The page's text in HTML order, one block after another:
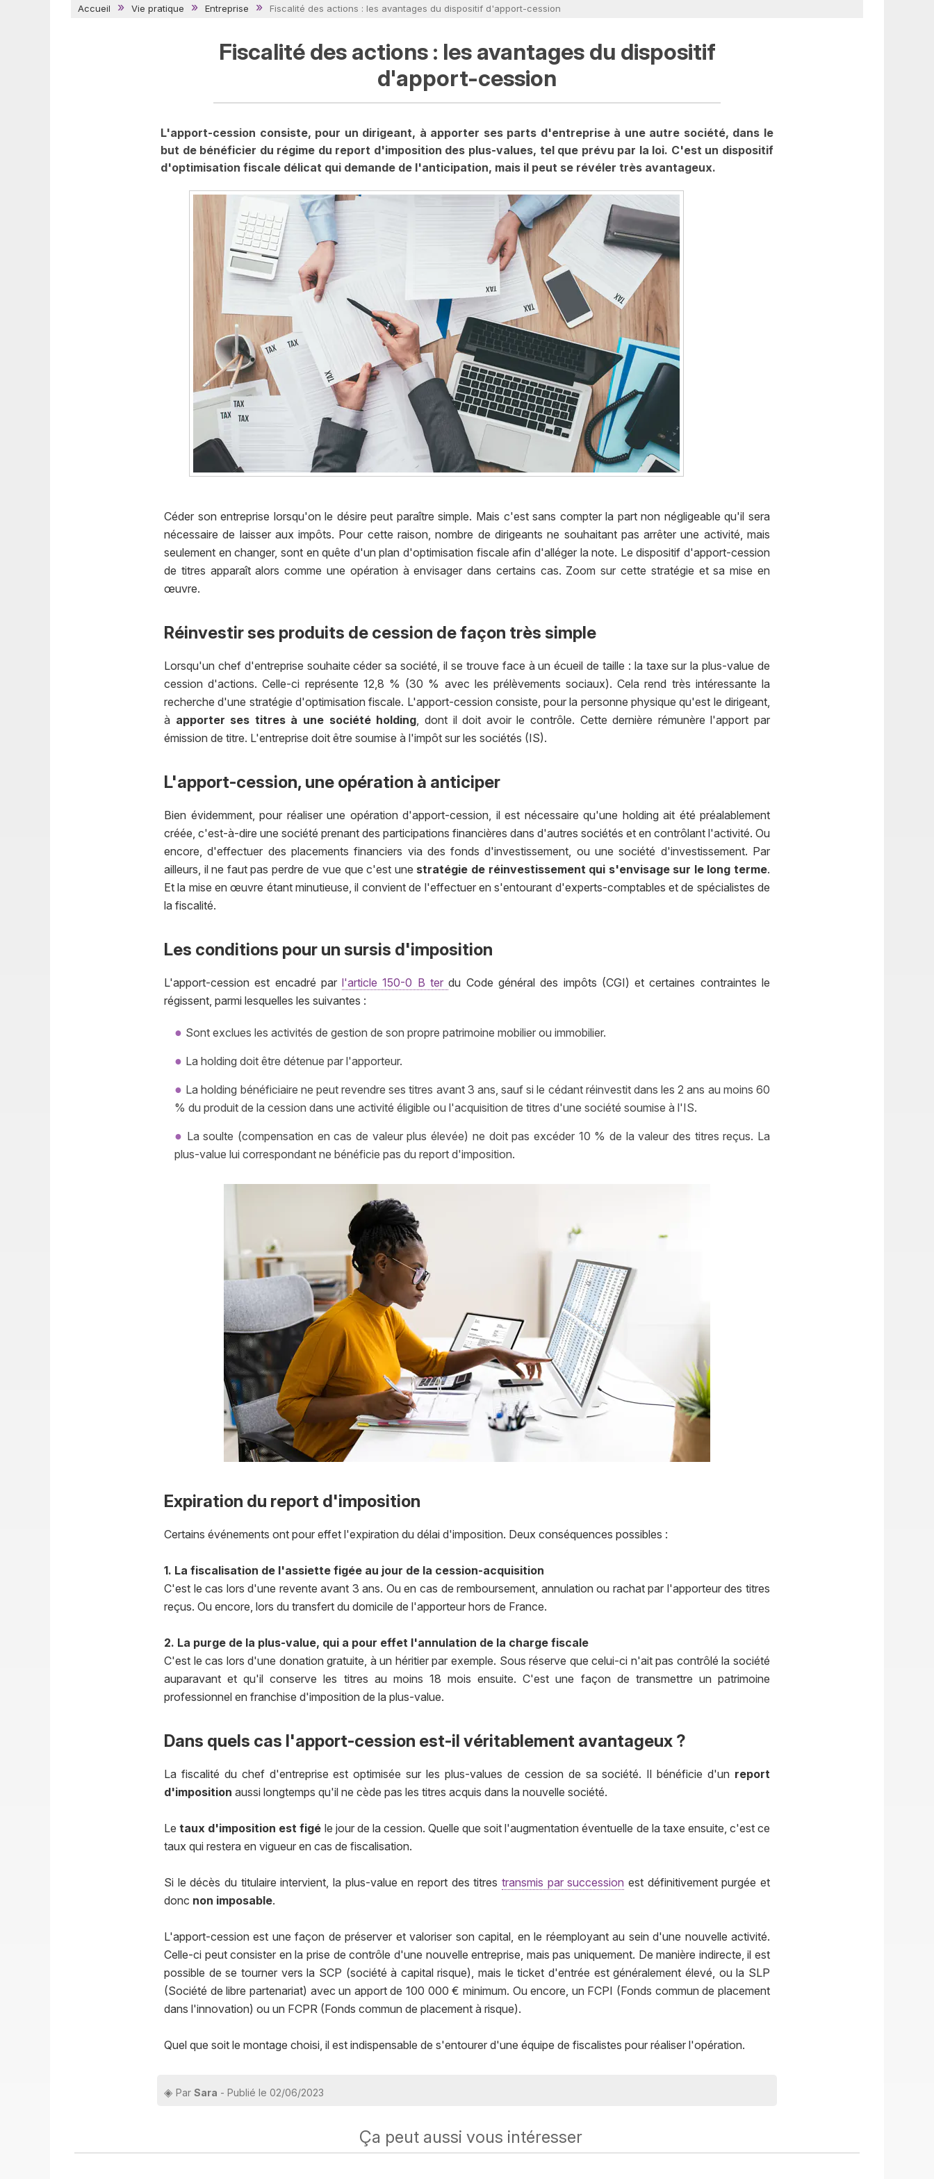
Accueil Vie pratique Entreprise Fiscalité des actions : les avantages du dispositif d'apport-cession
Fiscalité des actions : les avantages du dispositif
d'apport-cession
L'apport-cession consiste, pour un dirigeant, à apporter ses parts d'entreprise à une autre société, dans le
but de bénéficier du régime du report d'imposition des plus-values, tel que prévu par la loi. C'est un dispositif
d'optimisation fiscale délicat qui demande de l'anticipation, mais il peut se révéler très avantageux.
Céder son entreprise lorsqu'on le désire peut paraître simple. Mais c'est sans compter la part non négligeable qu'il sera
nécessaire de laisser aux impôts. Pour cette raison, nombre de dirigeants ne souhaitant pas arrêter une activité, mais
seulement en changer, sont en quête d'un plan d'optimisation fiscale afin d'alléger la note. Le dispositif d'apport-cession
de titres apparaît alors comme une opération à envisager dans certains cas. Zoom sur cette stratégie et sa mise en
œuvre.
Réinvestir ses produits de cession de façon très simple
Lorsqu'un chef d'entreprise souhaite céder sa société, il se trouve face à un écueil de taille : la taxe sur la plus-value de
cession d'actions. Celle-ci représente 12,8 % (30 % avec les prélèvements sociaux). Cela rend très intéressante la
recherche d'une stratégie d'optimisation fiscale. L'apport-cession consiste, pour la personne physique qu'est le dirigeant,
à apporter ses titres à une société holding, dont il doit avoir le contrôle. Cette dernière rémunère l'apport par
émission de titre. L'entreprise doit être soumise à l'impôt sur les sociétés (IS).
L'apport-cession, une opération à anticiper
Bien évidemment, pour réaliser une opération d'apport-cession, il est nécessaire qu'une holding ait été préalablement
créée, c'est-à-dire une société prenant des participations financières dans d'autres sociétés et en contrôlant l'activité. Ou
encore, d'effectuer des placements financiers via des fonds d'investissement, ou une société d'investissement. Par
ailleurs, il ne faut pas perdre de vue que c'est une stratégie de réinvestissement qui s'envisage sur le long terme.
Et la mise en œuvre étant minutieuse, il convient de l'effectuer en s'entourant d'experts-comptables et de spécialistes de
la fiscalité.
Les conditions pour un sursis d'imposition
L'apport-cession est encadré parl'article 150-0 B terdu Code général des impôts (CGI) et certaines contraintes le
régissent, parmi lesquelles les suivantes :
Sont exclues les activités de gestion de son propre patrimoine mobilier ou immobilier.
La holding doit être détenue par l'apporteur.
La holding bénéficiaire ne peut revendre ses titres avant 3 ans, sauf si le cédant réinvestit dans les 2 ans au moins 60
% du produit de la cession dans une activité éligible ou l'acquisition de titres d'une société soumise à l'IS.
La soulte (compensation en cas de valeur plus élevée) ne doit pas excéder 10 % de la valeur des titres reçus. La
plus-value lui correspondant ne bénéficie pas du report d'imposition.
Expiration du report d'imposition
Certains événements ont pour effet l'expiration du délai d'imposition. Deux conséquences possibles :
1. La fiscalisation de l'assiette figée au jour de la cession-acquisition
C'est le cas lors d'une revente avant 3 ans. Ou en cas de remboursement, annulation ou rachat par l'apporteur des titres
reçus. Ou encore, lors du transfert du domicile de l'apporteur hors de France.
2. La purge de la plus-value, qui a pour effet l'annulation de la charge fiscale
C'est le cas lors d'une donation gratuite, à un héritier par exemple. Sous réserve que celui-ci n'ait pas contrôlé la société
auparavant et qu'il conserve les titres au moins 18 mois ensuite. C'est une façon de transmettre un patrimoine
professionnel en franchise d'imposition de la plus-value.
Dans quels cas l'apport-cession est-il véritablement avantageux ?
La fiscalité du chef d'entreprise est optimisée sur les plus-values de cession de sa société. Il bénéficie d'un report
d'imposition aussi longtemps qu'il ne cède pas les titres acquis dans la nouvelle société.
Letaux d'imposition est figé le jour de la cession. Quelle que soit l'augmentation éventuelle de la taxe ensuite, c'est ce
taux qui restera en vigueur en cas de fiscalisation.
Si le décès du titulaire intervient, la plus-value en report des titres transmis par succession est définitivement purgée et
donc non imposable.
L'apport-cession est une façon de préserver et valoriser son capital, en le réemployant au sein d'une nouvelle activité.
Celle-ci peut consister en la prise de contrôle d'une nouvelle entreprise, mais pas uniquement. De manière indirecte, il est
possible de se tourner vers la SCP (société à capital risque), mais le ticket d'entrée est généralement élevé, ou la SLP
(Société de libre partenariat) avec un apport de 100 000 € minimum. Ou encore, un FCPI (Fonds commun de placement
dans l'innovation) ou un FCPR (Fonds commun de placement à risque).
Quel que soit le montage choisi, il est indispensable de s'entourer d'une équipe de fiscalistes pour réaliser l'opération.
Par Sara - Publié le 02/06/2023
Ça peut aussi vous intéresser